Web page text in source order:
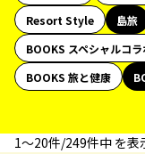
Resort Style
島旅
BOOKS スペシャルコラ
BOOKS 旅と健康
1〜20件/249件中 を表